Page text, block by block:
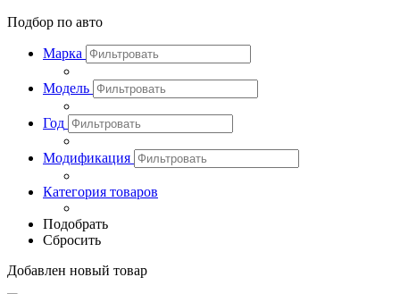
Подбор по авто
Марка
Модель
Год
Модификация
Категория товаров
Подобрать
Сбросить
Добавлен новый товар